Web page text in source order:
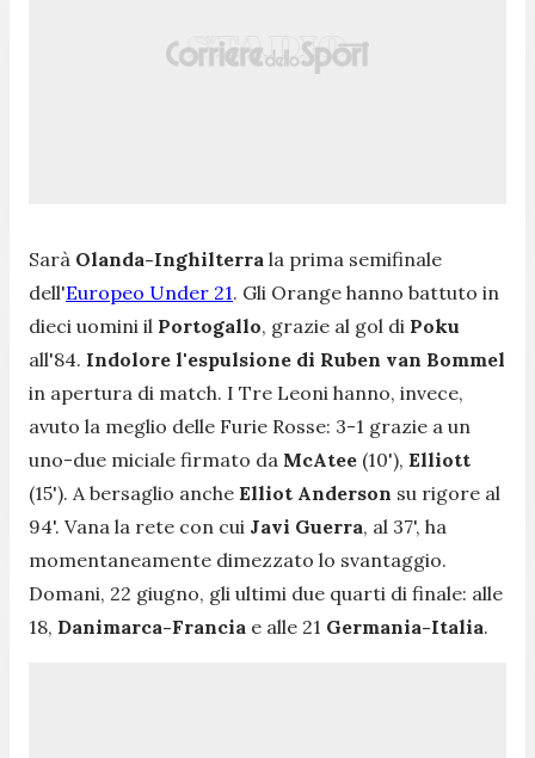
Sarà Olanda-Inghilterra la prima semifinale
dell'Europeo Under 21. Gli Orange hanno battuto in
dieci uomini il Portogallo, grazie al gol di Poku
all'84. Indolore l'espulsione di Ruben van Bommel
in apertura di match. I Tre Leoni hanno, invece,
avuto la meglio delle Furie Rosse: 3-1 grazie a un
uno-due miciale firmato da McAtee (10'), Elliott
(15'). A bersaglio anche Elliot Anderson su rigore al
94'. Vana la rete con cui Javi Guerra, al 37', ha
momentaneamente dimezzato lo svantaggio.
Domani, 22 giugno, gli ultimi due quarti di finale: alle
18, Danimarca-Francia e alle 21 Germania-Italia.